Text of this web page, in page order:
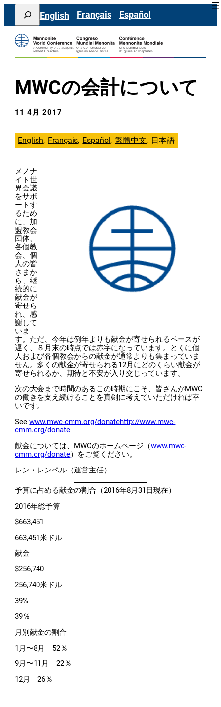
Search
English Français Español
MWCの会計について
11 4月 2017
English Français Español 繁體中文 日本語
メノナ
イト世
界会議
をサポ
ートす
るため
に、加
盟教会
団体、
各個教
会、個
人の皆
さまか
ら、継
続的に
献金が
寄せら
れ、感
謝して
いま
す。ただ、今年は例年よりも献金が寄せられるペースが
遅く、８月末の時点では赤字になっています。とくに個
人および各個教会からの献金が通常よりも集まっていま
せん。多くの献金が寄せられる12月にどのくらい献金が
寄せられるか、期待と不安が入り交じっています。
次の大会まで時間のあるこの時期にこそ、皆さんがMWC
の働きを支え続けることを真剣に考えていただければ幸
いです。
Seewww.mwc-cmm.org/donatehttp://www.mwc-
cmm.org/donate
献金については、MWCのホームページ（www.mwc-
cmm.org/donate）をご覧ください。
レン・レンペル（運営主任）
予算に占める献金の割合（2016年8月31日現在）
2016年総予算
$663,451
663,451米ドル
献金
$256,740
256,740米ドル
39%
39％
月別献金の割合
1月〜8月 52％
9月〜11月 22％
12月 26％